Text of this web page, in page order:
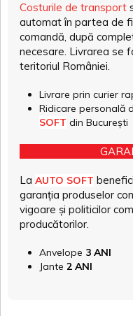
Costurile de transport
automat în partea de
comandă, după
necesare. Livrarea se
teritoriul României.
Livrare prin curier
Ridicare personală
SOFT din București
La AUTO SOFT
garanția produselor
vigoare și politicilor
producătorilor.
Anvelope 3 ANI
Jante 2 ANI